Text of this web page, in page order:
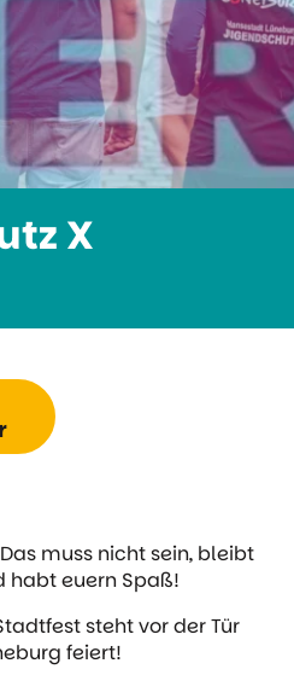
X
muss nicht sein, bleibt
habt euern Spaß!
steht vor der Tür
feiert!